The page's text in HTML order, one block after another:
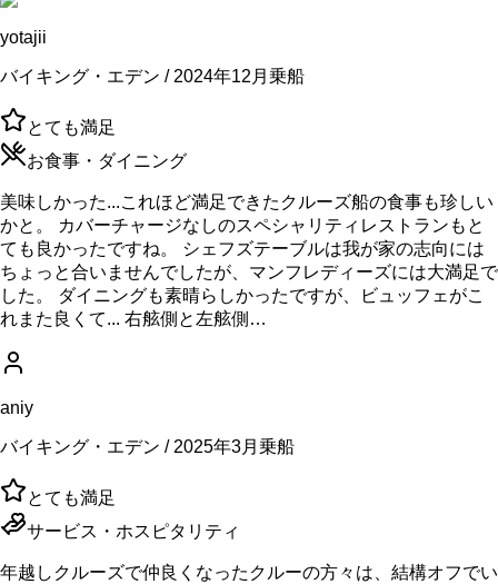
yotajii
バイキング・エデン / 2024年12月乗船
とても満足
お食事・ダイニング
美味しかった...これほど満足できたクルーズ船の食事も珍しい
かと。 カバーチャージなしのスペシャリティレストランもと
ても良かったですね。 シェフズテーブルは我が家の志向には
ちょっと合いませんでしたが、マンフレディーズには大満足で
した。 ダイニングも素晴らしかったですが、ビュッフェがこ
れまた良くて... 右舷側と左舷側…
aniy
バイキング・エデン / 2025年3月乗船
とても満足
サービス・ホスピタリティ
年越しクルーズで仲良くなったクルーの方々は、結構オフでい